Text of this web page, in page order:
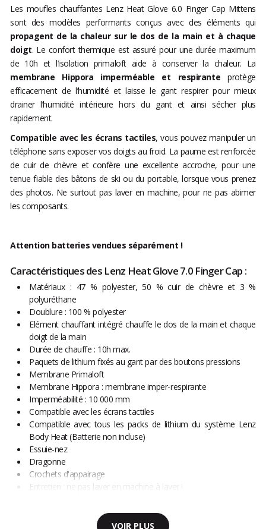
Les moufles chauffantes Lenz Heat Glove 6.0 Finger Cap Mittens
sont des modèles performants conçus avec des éléments qui
propagent de la chaleur sur le dos de la main et à chaque
doigt. Le confort thermique est assuré pour une durée maximum
de 10h et l’isolation primaloft aide à conserver la chaleur. La
membrane Hippora imperméable et respiranteprotège
efficacement de l’humidité et laisse le gant respirer pour mieux
drainer l’humidité intérieure hors du gant et ainsi sécher plus
rapidement.
Compatible avec les écrans tactiles, vous pouvez manipuler un
téléphone sans exposer vos doigts au froid. La paume est renforcée
de cuir de chèvre et confère une excellente accroche, pour une
tenue fiable des bâtons de ski ou du portable, lorsque vous prenez
des photos. Ne surtout pas laver en machine, pour ne pas abimer
les composants.
Attention batteries vendues séparément !
Caractéristiques des Lenz Heat Glove 7.0 Finger Cap :
Matériaux : 47 % polyester, 50 % cuir de chèvre et 3 %
polyuréthane
Doublure : 100 % polyester
Elément chauffant intégré chauffe le dos de la main et chaque
doigt de la main
Durée de chauffe : 10h max.
Paquets de lithium fixés au gant par des boutons pressions
Membrane Primaloft
Membrane Hippora : membrane imper-respirante
Imperméabilité : 10 000 mm
Compatible avec les écrans tactiles
Compatible avec tous les packs de lithium du système Lenz
Body Heat (Batterie non incluse)
Essuie-nez
Dragonne
Crochets d'appairage
Entretien : ne pas laver en machine à laver !
VOIR PLUS